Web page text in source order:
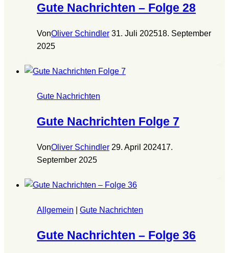
Gute Nachrichten – Folge 28
VonOliver Schindler 31. Juli 202518. September
2025
Gute Nachrichten
Gute Nachrichten Folge 7
VonOliver Schindler 29. April 202417.
September 2025
Allgemein Gute Nachrichten
Gute Nachrichten – Folge 36